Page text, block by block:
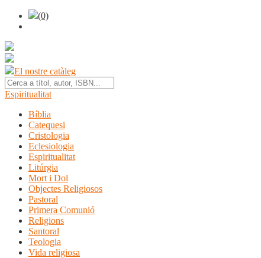
(0)
El nostre catàleg
Espiritualitat
Bíblia
Catequesi
Cristologia
Eclesiologia
Espiritualitat
Litúrgia
Mort i Dol
Objectes Religiosos
Pastoral
Primera Comunió
Religions
Santoral
Teologia
Vida religiosa